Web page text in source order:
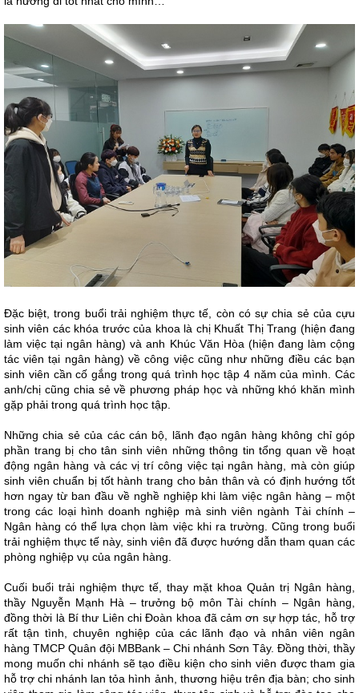
Đặc biệt, trong buổi trải nghiệm thực tế, còn có sự chia sẻ của cựu
sinh viên các khóa trước của khoa là chị Khuất Thị Trang (hiện đang
làm việc tại ngân hàng) và anh Khúc Văn Hòa (hiện đang làm cộng
tác viên tại ngân hàng) về công việc cũng như những điều các bạn
sinh viên cần cố gắng trong quá trình học tập 4 năm của mình. Các
anh/chị cũng chia sẻ về phương pháp học và những khó khăn mình
gặp phải trong quá trình học tập.
Những chia sẻ của các cán bộ, lãnh đạo ngân hàng không chỉ góp
phần trang bị cho tân sinh viên những thông tin tổng quan về hoạt
động ngân hàng và các vị trí công việc tại ngân hàng, mà còn giúp
sinh viên chuẩn bị tốt hành trang cho bản thân và có định hướng tốt
hơn ngay từ ban đầu về nghề nghiệp khi làm việc ngân hàng – một
trong các loại hình doanh nghiệp mà sinh viên ngành Tài chính –
Ngân hàng có thể lựa chọn làm việc khi ra trường. Cũng trong buổi
trải nghiệm thực tế này, sinh viên đã được hướng dẫn tham quan các
phòng nghiệp vụ của ngân hàng.
Cuối buổi trải nghiệm thực tế, thay mặt khoa Quản trị Ngân hàng,
thầy Nguyễn Mạnh Hà – trưởng bộ môn Tài chính – Ngân hàng,
đồng thời là Bí thư Liên chi Đoàn khoa đã cảm ơn sự hợp tác, hỗ trợ
rất tận tình, chuyên nghiệp của các lãnh đạo và nhân viên ngân
hàng TMCP Quân đội MBBank – Chi nhánh Sơn Tây. Đồng thời, thầy
mong muốn chi nhánh sẽ tạo điều kiện cho sinh viên được tham gia
hỗ trợ chi nhánh lan tỏa hình ảnh, thương hiệu trên địa bàn; cho sinh